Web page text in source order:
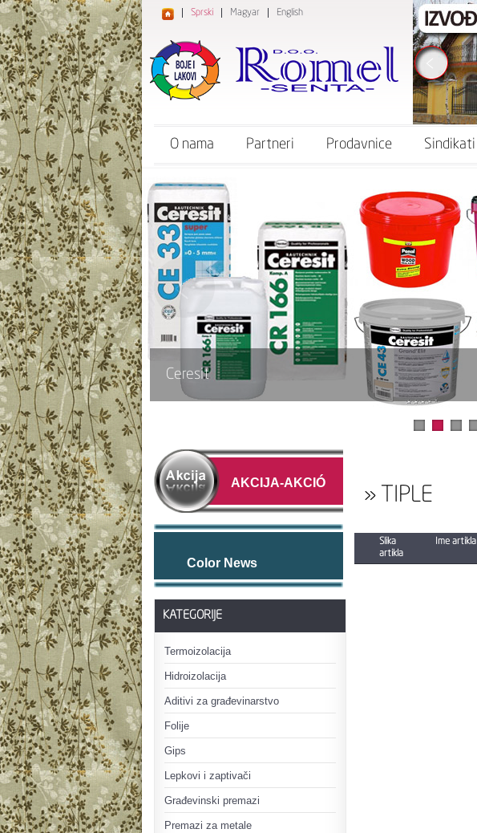
O nama Partneri Prodavnice Sindikati
Sprski Magyar English
Ceresit
AKCIJA-AKCIÓ
Color News
KATEGORIJE
Termoizolacija
Hidroizolacija
Aditivi za građevinarstvo
Folije
Gips
Lepkovi i zaptivači
Građevinski premazi
Premazi za metale
» TIPLE
Slika
artikla
Ime artikla